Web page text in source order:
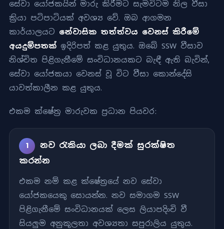
සේවා යෝජකයින් මාරු කිරීමට සැමවිටම නිල වීසා
ක්‍රියා පටිපාටියක් අවශ්‍ය වේ. ඔබ ආගමන
කාර්යාලයට නේවාසික තත්ත්වය වෙනස් කිරීමේ
අයදුම්පතක් ඉදිරිපත් කළ යුතුය. ඔබේ SSW වීසාව
නිශ්චිත පිළිගැනීමේ සංවිධානයකට බැඳී ඇති බැවින්,
සේවා යෝජකයා වෙනස් වූ විට වීසා කොන්දේසි
යාවත්කාලීන කළ යුතුය.
එකම ක්ෂේත්‍ර මාරුවක ප්‍රධාන පියවර:
1
නව රැකියා ලබා දීමක් සුරක්ෂිත
කරන්න
එකම නම් කළ ක්ෂේත්‍රයේ නව සේවා
යෝජකයෙකු සොයන්න. නව සමාගම SSW
පිළිගැනීමේ සංවිධානයක් ලෙස ලියාපදිංචි වී
සියලුම අනුකූලතා අවශ්‍යතා සපුරාලිය යුතුය.